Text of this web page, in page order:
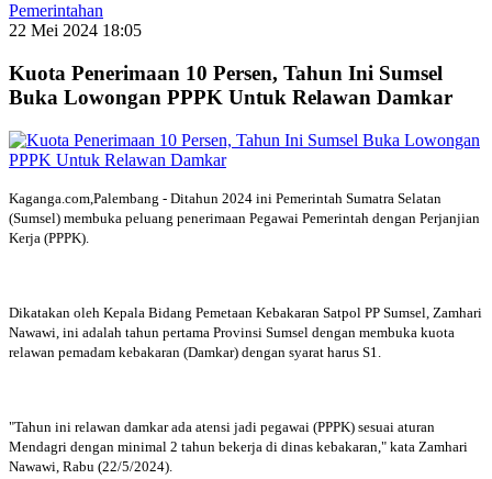
Pemerintahan
22 Mei 2024 18:05
Kuota Penerimaan 10 Persen, Tahun Ini Sumsel
Buka Lowongan PPPK Untuk Relawan Damkar
Kaganga.com,Palembang - Ditahun 2024 ini Pemerintah Sumatra Selatan
(Sumsel) membuka peluang penerimaan Pegawai Pemerintah dengan Perjanjian
Kerja (PPPK).
Dikatakan oleh Kepala Bidang Pemetaan Kebakaran Satpol PP Sumsel, Zamhari
Nawawi, ini adalah tahun pertama Provinsi Sumsel dengan membuka kuota
relawan pemadam kebakaran (Damkar) dengan syarat harus S1.
"Tahun ini relawan damkar ada atensi jadi pegawai (PPPK) sesuai aturan
Mendagri dengan minimal 2 tahun bekerja di dinas kebakaran," kata Zamhari
Nawawi, Rabu (22/5/2024).